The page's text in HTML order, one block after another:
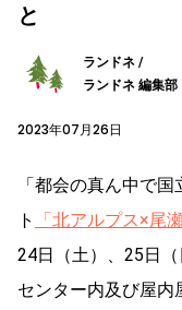
と
ランドネ /
ランドネ 編集部
2023年07月26日
「都会の真ん中で
ト
「北アルプス×尾
24日（土）、25日
センター内及び屋内